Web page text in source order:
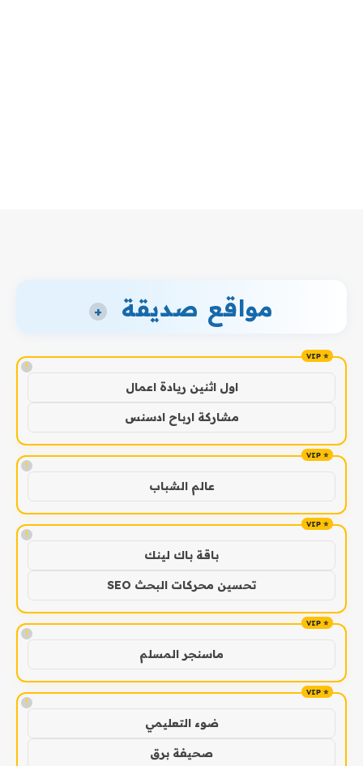
مواقع صديقة +
!
اول اثنين ريادة اعمال
مشاركة ارباح ادسنس
!
عالم الشباب
!
باقة باك لينك
تحسين محركات البحث SEO
!
ماسنجر المسلم
!
ضوء التعليمي
صحيفة برق